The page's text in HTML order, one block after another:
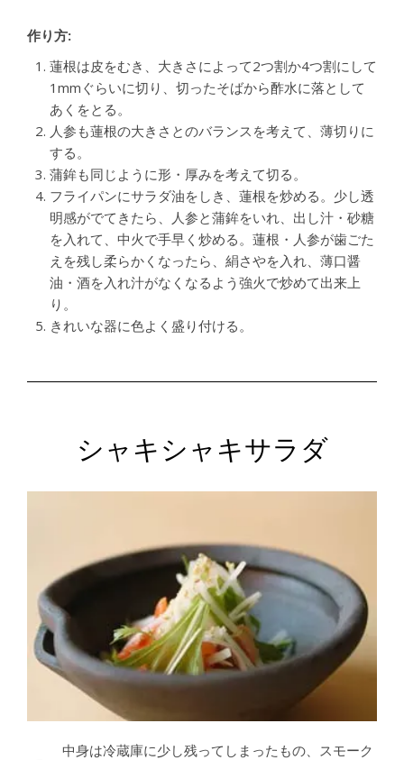
作り方:
蓮根は皮をむき、大きさによって2つ割か4つ割にして
1mmぐらいに切り、切ったそばから酢水に落として
あくをとる。
人参も蓮根の大きさとのバランスを考えて、薄切りに
する。
蒲鉾も同じように形・厚みを考えて切る。
フライパンにサラダ油をしき、蓮根を炒める。少し透
明感がでてきたら、人参と蒲鉾をいれ、出し汁・砂糖
を入れて、中火で手早く炒める。蓮根・人参が歯ごた
えを残し柔らかくなったら、絹さやを入れ、薄口醤
油・酒を入れ汁がなくなるよう強火で炒めて出来上
り。
きれいな器に色よく盛り付ける。
シャキシャキサラダ
中身は冷蔵庫に少し残ってしまったもの、スモーク